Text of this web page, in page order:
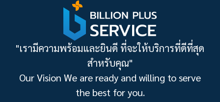
"เรามีความพร้อมและยินดี ที่จะให้บริการที่ดีที่สุด
สำหรับคุณ"
Our Vision We are ready and willing to serve
the best for you.